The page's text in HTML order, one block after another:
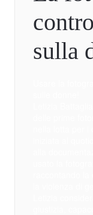
sulla